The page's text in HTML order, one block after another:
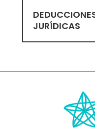
JURÍDICAS